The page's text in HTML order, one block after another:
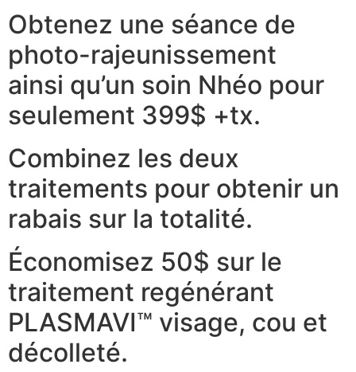
Obtenez une séance de
photo-rajeunissement
ainsi qu’un soin Nhéo pour
seulement 399$ +tx.
Combinez les deux
traitements pour obtenir un
rabais sur la totalité.
Économisez 50$ sur le
traitement regénérant
PLASMAVI™ visage, cou et
décolleté.